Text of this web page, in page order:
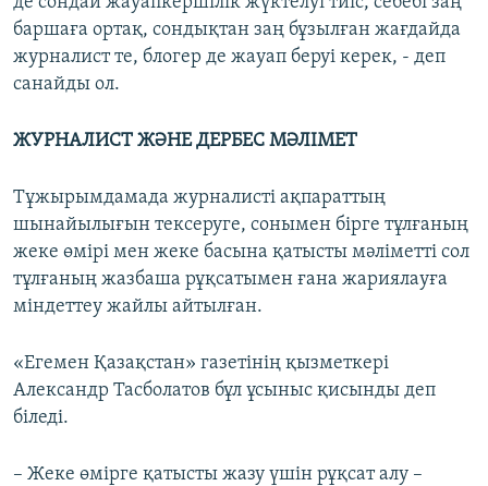
баршаға ортақ, сондықтан заң бұзылған жағдайда
журналист те, блогер де жауап беруі керек, - деп
санайды ол.
ЖУРНАЛИСТ ЖӘНЕ ДЕРБЕС МӘЛІМЕТ
Тұжырымдамада журналисті ақпараттың
шынайылығын тексеруге, сонымен бірге тұлғаның
жеке өмірі мен жеке басына қатысты мәліметті сол
тұлғаның жазбаша рұқсатымен ғана жариялауға
міндеттеу жайлы айтылған.
«Егемен Қазақстан» газетінің қызметкері
Александр Тасболатов бұл ұсыныс қисынды деп
біледі.
– Жеке өмірге қатысты жазу үшін рұқсат алу –